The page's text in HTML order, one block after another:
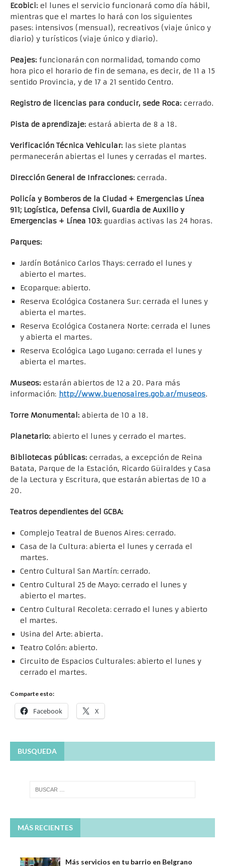
Ecobici: el lunes el servicio funcionará como día hábil,
mientras que el martes lo hará con los siguientes
pases: intensivos (mensual), recreativos (viaje único y
diario) y turísticos (viaje único y diario).
Peajes: funcionarán con normalidad, tomando como
hora pico el horario de fin de semana, es decir, de 11 a 15
sentido Provincia, y de 17 a 21 sentido Centro.
Registro de licencias para conducir, sede Roca: cerrado.
Pista de aprendizaje: estará abierta de 8 a 18.
Verificación Técnica Vehicular: las siete plantas
permanecerán abiertas el lunes y cerradas el martes.
Dirección General de Infracciones: cerrada.
Policía y Bomberos de la Ciudad + Emergencias Línea
911; Logística, Defensa Civil, Guardia de Auxilio y
Emergencias + Línea 103: guardias activas las 24 horas.
Parques:
Jardín Botánico Carlos Thays: cerrado el lunes y
abierto el martes.
Ecoparque: abierto.
Reserva Ecológica Costanera Sur: cerrada el lunes y
abierta el martes.
Reserva Ecológica Costanera Norte: cerrada el lunes
y abierta el martes.
Reserva Ecológica Lago Lugano: cerrada el lunes y
abierta el martes.
Museos: estarán abiertos de 12 a 20. Para más
información: http://www.buenosaires.gob.ar/museos.
Torre Monumental: abierta de 10 a 18.
Planetario: abierto el lunes y cerrado el martes.
Bibliotecas públicas: cerradas, a excepción de Reina
Batata, Parque de la Estación, Ricardo Güiraldes y Casa
de la Lectura y Escritura, que estarán abiertas de 10 a
20.
Teatros dependientes del GCBA:
Complejo Teatral de Buenos Aires: cerrado.
Casa de la Cultura: abierta el lunes y cerrada el
martes.
Centro Cultural San Martín: cerrado.
Centro Cultural 25 de Mayo: cerrado el lunes y
abierto el martes.
Centro Cultural Recoleta: cerrado el lunes y abierto
el martes.
Usina del Arte: abierta.
Teatro Colón: abierto.
Circuito de Espacios Culturales: abierto el lunes y
cerrado el martes.
Comparte esto:
Facebook X
BUSQUEDA
MÁS RECIENTES
Más servicios en tu barrio en Belgrano